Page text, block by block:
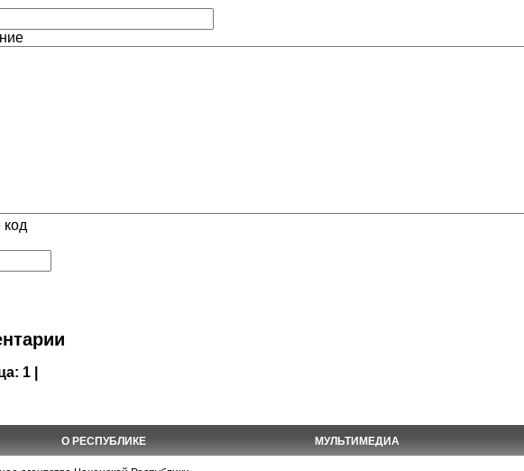
код
1 |
О РЕСПУБЛИКЕ МУЛЬТИМЕДИА